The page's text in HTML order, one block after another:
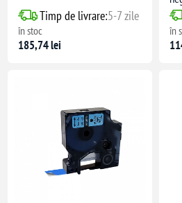
Timp de livrare:5-7 zile
în stoc
185,74 lei
în